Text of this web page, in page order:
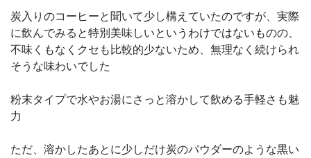
炭入りのコーヒーと聞いて少し構えていたのですが、実際
に飲んでみると特別美味しいというわけではないものの、
不味くもなくクセも比較的少ないため、無理なく続けられ
そうな味わいでした
粉末タイプで水やお湯にさっと溶かして飲める手軽さも魅
力
ただ、溶かしたあとに少しだけ炭のパウダーのような黒い